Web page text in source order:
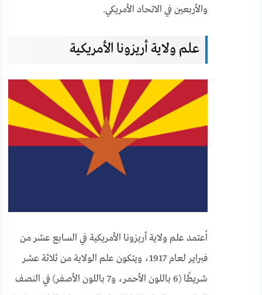
والأربعين في الاتحاد الأمريكي.
علم ولاية أريزونا الأمريكية
اُعتمد علم ولاية أريزونا الأمريكية في السابع عشر من
فبراير لعام 1917، ويتكون علم الولاية من ثلاثة عشر
شريطًا (6 باللون الأحمر، و7 باللون الأصفر) في النصف